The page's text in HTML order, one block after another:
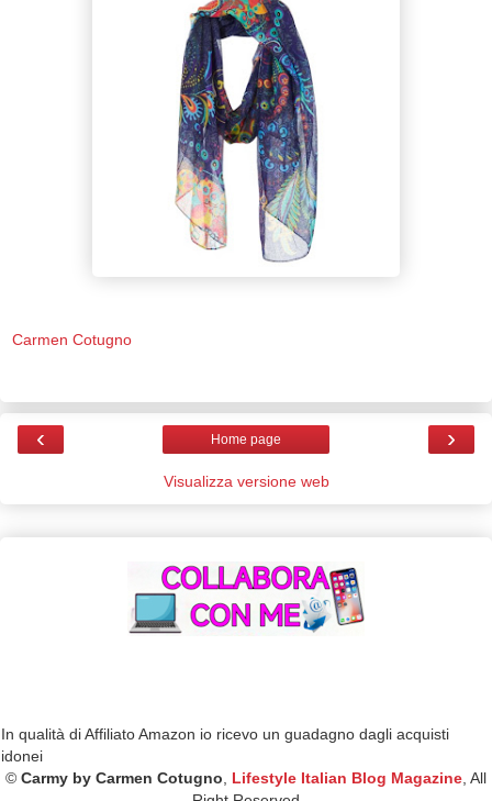
Carmen Cotugno
‹ ›
Home page
Visualizza versione web
In qualità di Affiliato Amazon io ricevo un guadagno dagli acquisti
idonei
© Carmy by Carmen Cotugno, Lifestyle Italian Blog Magazine, All